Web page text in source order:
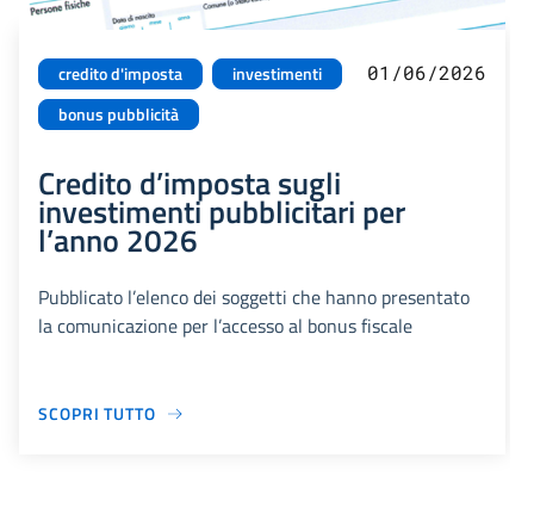
credito d'imposta
investimenti
bonus pubblicità
01/06/2026
Credito d’imposta sugli
investimenti pubblicitari per
l’anno 2026
Pubblicato l’elenco dei soggetti che hanno presentato
la comunicazione per l’accesso al bonus fiscale
SCOPRI TUTTO